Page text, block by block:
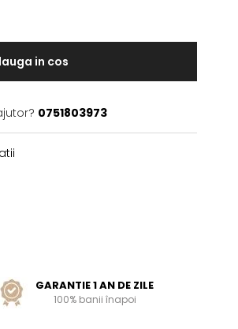
in cos
0751803973
GARANTIE 1 AN DE ZILE
100% banii înapoi